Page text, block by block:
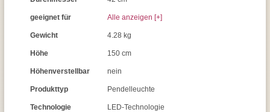
geeignet für Alle anzeigen [+]
Gewicht 4.28 kg
Höhe 150 cm
Höhenverstellbar nein
Produkttyp Pendelleuchte
Technologie LED-Technologie